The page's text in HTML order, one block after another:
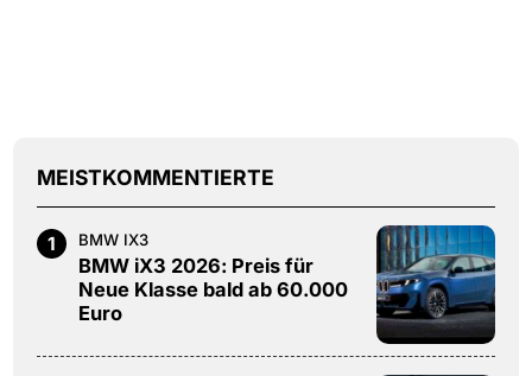
MEISTKOMMENTIERTE
1 BMW IX3
BMW iX3 2026: Preis für
Neue Klasse bald ab 60.000
Euro